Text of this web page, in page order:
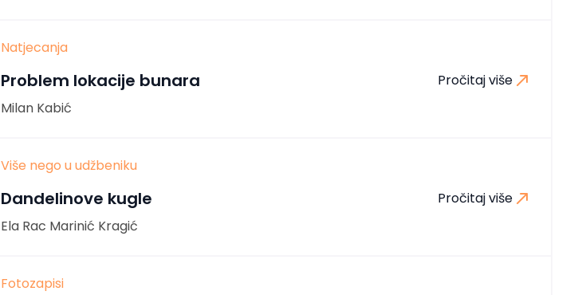
Natjecanja
Problem lokacije bunara
Pročitaj više
Milan Kabić
Više nego u udžbeniku
Dandelinove kugle
Pročitaj više
Ela Rac Marinić Kragić
Fotozapisi